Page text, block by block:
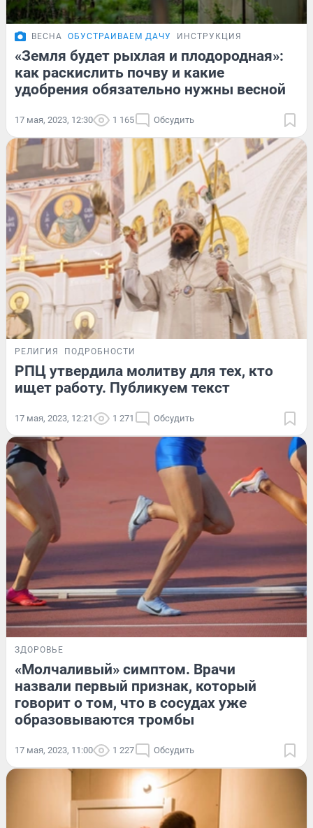
ВЕСНА ОБУСТРАИВАЕМ ДАЧУ ИНСТРУКЦИЯ
«Земля будет рыхлая и плодородная»:
как раскислить почву и какие
удобрения обязательно нужны весной
17 мая, 2023, 12:30 1 165 Обсудить
РЕЛИГИЯ ПОДРОБНОСТИ
РПЦ утвердила молитву для тех, кто
ищет работу. Публикуем текст
17 мая, 2023, 12:21 1 271 Обсудить
ЗДОРОВЬЕ
«Молчаливый» симптом. Врачи
назвали первый признак, который
говорит о том, что в сосудах уже
образовываются тромбы
17 мая, 2023, 11:00 1 227 Обсудить